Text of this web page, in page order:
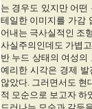
는 경우도 있지만 어떤
테일한 이미지를 가감
어내는 극사실적인 조
사실주의인데도 가볍
반 누드 상태의 여성의
예리한 시각은 경제
않았다. 그러면서도 현
적 모순으로 보고자 하